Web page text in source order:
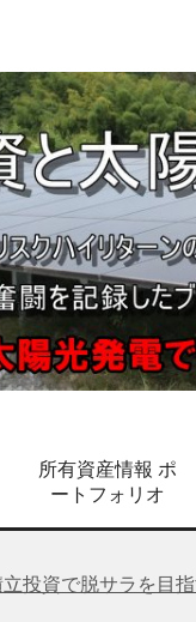
所有資産情報 ポ
ートフォリオ
投資で脱サラを目